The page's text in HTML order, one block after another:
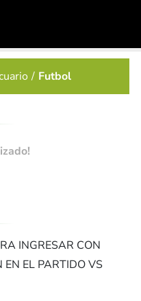
Futbol
INGRESAR CON
EN EL PARTIDO VS